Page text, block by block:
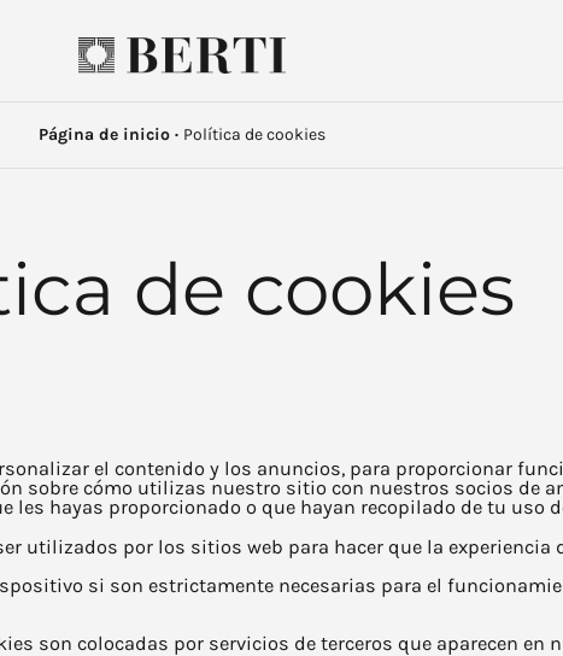
Página de inicio · Política de cookies
de cookies
el contenido y los anuncios, para proporcionar
sobre cómo utilizas nuestro sitio con nuestros socios de
hayas proporcionado o que hayan recopilado de tu uso
utilizados por los sitios web para hacer que la experiencia
si son estrictamente necesarias para el
son colocadas por servicios de terceros que aparecen en